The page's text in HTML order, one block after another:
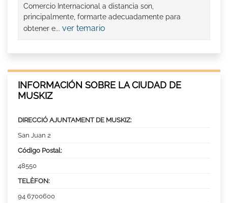
Comercio Internacional a distancia son,
principalmente, formarte adecuadamente para
obtener e... ver temario
INFORMACIÓN SOBRE LA CIUDAD DE
MUSKIZ
DIRECCIÓ AJUNTAMENT DE MUSKIZ:
San Juan 2
Código Postal:
48550
TELÈFON:
94 6700600